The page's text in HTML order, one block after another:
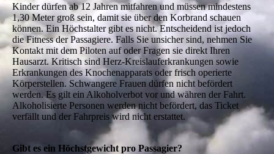
Kinder dürfen ab 12 Jahren mitfahren und müssen mindestens
1,30 Meter groß sein, damit sie über den Korbrand schauen
können. Ein Höchstalter gibt es nicht. Entscheidend ist jedoch
die Fitness der Passagiere. Falls Sie unsicher sind, nehmen Sie
Kontakt mit dem Piloten auf oder Fragen sie direkt Ihren
Hausarzt. Kritisch sind Herz-Kreislauferkrankungen sowie
Erkrankungen des Knochenapparats oder frisch operierte
Körperstellen. Schwangere Frauen dürfen nicht befördert
werden. Es gilt ein Alkoholverbot vor und währen der Fahrt.
Alkoholisierte Personen werden nicht befördert, das Ticket
verfällt und der Fahrpreis wird nicht erstattet.
Gibt es ein Höchstgewicht pro Passagier?